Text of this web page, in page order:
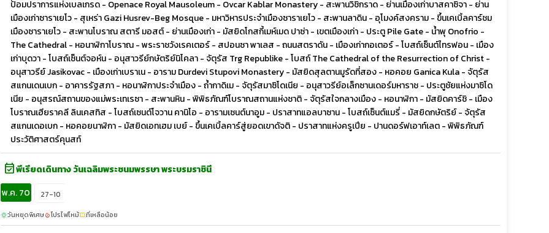
ป้อมปราการแห่งเบลเกรด - Openace Royal Mausoleum - Ovcar Kablar Monastery - สะพานวิชิกราด - ย่านเมืองเก่าบาสคาซิจา - ย่าน
เมืองเก่าซาราเยโว - สุเหร่า Gazi Husrev-Beg Mosque - มหาวิหารประจำเมืองซาราเยโว - สะพานลาดิน - อุโมงค์สงคราม - ขึ้นเคเบิ้ลคาร์ชม
เมืองซาราเยโว - สะพานโบราณ สตารี มอสต์ - ย่านเมืองเก่า - มัสยิดโกสกี้เมห์เมด ปาซ่า - เขตเมืองเก่า - ประตู Pile Gate - น้ำพุ Onofrio -
The Cathedral - หอนาฬิกาโบราณ - พระราชวังเรคเตอร์ - สปอนซา พาเลส - ถนนสตราดัน - เมืองเก่ากอเตอร์ - โบสถ์เซ็นต์ไทรฟอน - เมือง
เก่าบุดวา - โบสถ์เซ็นต์จอห์น - อนุสาวรีย์กษัตริย์นิโคลา - จัตุรัส Trg Republike - โบสถ์ The Cathedral of the Resurrection of Christ -
อนุสาวรีย์ Jasikovac - เมืองเก่าเบราเน - อาราม Durdevi Stupovi Monastery - มัสยิดสุลตานมูรัดที่สอง - หอคอย Ganica Kula - จัตุรัส
สแกนเดนเบก - อาคารรัฐสภา - หอนาฬิกาประจำเมือง - ถ้ำกาดิเม - จัตุรัสมาซิโดเนีย - อนุสาวรีย์อเล็กซานเดอร์มหาราช - ประตูชัยแห่งมาซิโด
เนีย - อนุสรณ์สถานของแม่พระเทเรซา - สะพานหิน - พิพิธภัณฑ์โบราณสถานแห่งชาติ - จัตุรัสใจกลางเมือง - หอนาฬิกา - มัสยิดคาร์ชิ - เมือง
โบราณเฮียราคลี ลินเคสทิส - โบสถ์เซนต์โจวาน คานิโอ - อารามเซนต์นาอูม - ปราสาทแอลบาซาน - โบสถ์เซ็นต์แมรี่ - มัสยิดกษัตริย์ - จัตุรัส
สแกนเดอเบก - หอคอยนาฬิกา - มัสยิดเอทเฮม เบย์ - ขึ้นเคเบิ้ลคาร์สู่ยอดเขาดัจติ - ปราสาทแห่งครูเปีย - ปานดอร์ฟเอาท์เลต - พิพิธภัณฑ์
ประวัติศาสตร์คุนสท์
event_availableพีเรียดเดินทาง วันเฉลิมพระชนมพรรษา พระบรมราชินี
พ.ค. 70
27-10
sunnyวันหยุดพิเศษlocal_fire_departmentโปรไฟไหม้confirmation_numberที่เหลือน้อย